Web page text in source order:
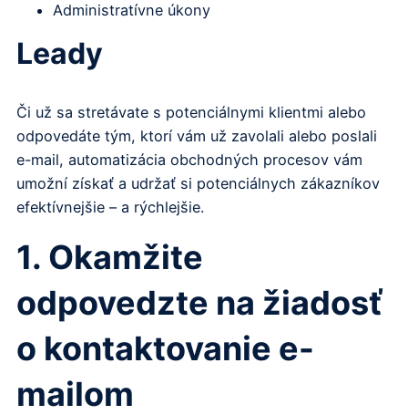
Administratívne úkony
Leady
Či už sa stretávate s potenciálnymi klientmi alebo
odpovedáte tým, ktorí vám už zavolali alebo poslali
e-mail, automatizácia obchodných procesov vám
umožní získať a udržať si potenciálnych zákazníkov
efektívnejšie – a rýchlejšie.
1. Okamžite
odpovedzte na žiadosť
o kontaktovanie e-
mailom